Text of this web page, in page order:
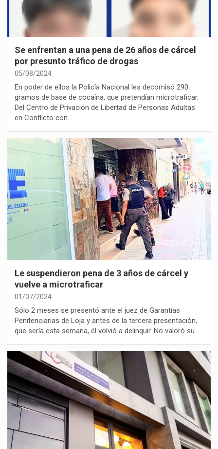
Se enfrentan a una pena de 26 años de cárcel
por presunto tráfico de drogas
05/08/2024
En poder de ellos la Policía Nacional les decomisó 290
gramos de base de cocaína, que pretendían microtraficar.
Del Centro de Privación de Libertad de Personas Adultas
en Conflicto con…
Le suspendieron pena de 3 años de cárcel y
vuelve a microtraficar
01/07/2024
Sólo 2 meses se presentó ante el juez de Garantías
Penitenciarias de Loja y antes de la tercera presentación,
que sería esta semana, él volvió a delinquir. No valoró su…